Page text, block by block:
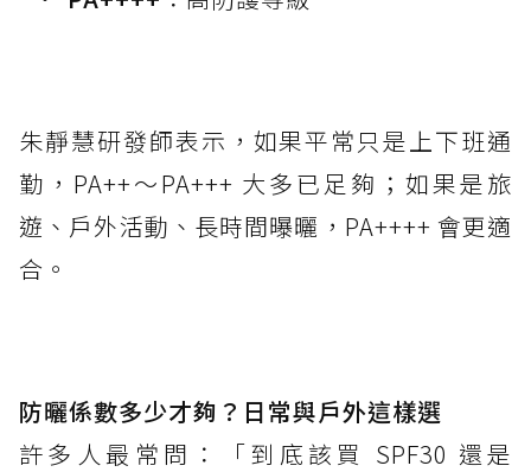
朱靜慧研發師表示，如果平常只是上下班通
勤，PA++～PA+++ 大多已足夠；如果是旅
遊、戶外活動、長時間曝曬，PA++++ 會更適
合。
防曬係數多少才夠？日常與戶外這樣選
許多人最常問：「到底該買 SPF30 還是